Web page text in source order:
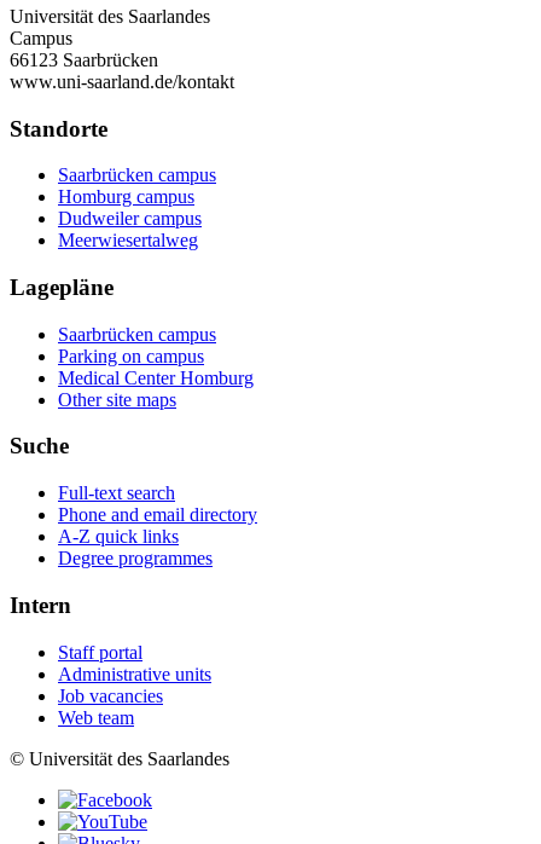
Universität des Saarlandes
Campus
66123 Saarbrücken
www.uni-saarland.de/kontakt
Standorte
Saarbrücken campus
Homburg campus
Dudweiler campus
Meerwiesertalweg
Lagepläne
Saarbrücken campus
Parking on campus
Medical Center Homburg
Other site maps
Suche
Full-text search
Phone and email directory
A-Z quick links
Degree programmes
Intern
Staff portal
Administrative units
Job vacancies
Web team
© Universität des Saarlandes